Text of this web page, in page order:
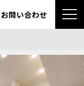
お問い合わせ